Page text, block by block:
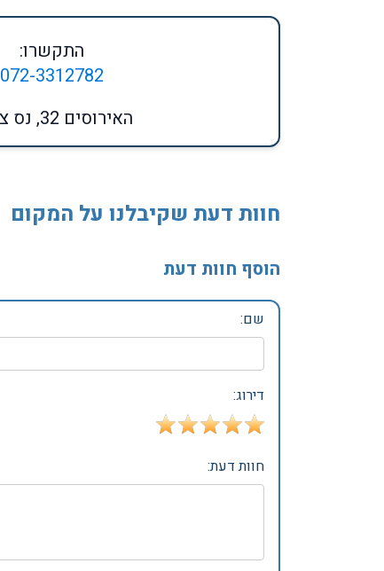
התקשרו:
072-3312782
האירוסים 32, נס ציונה
חוות דעת שקיבלנו על המקום
הוסף חוות דעת
שם:
דירוג:
חוות דעת: